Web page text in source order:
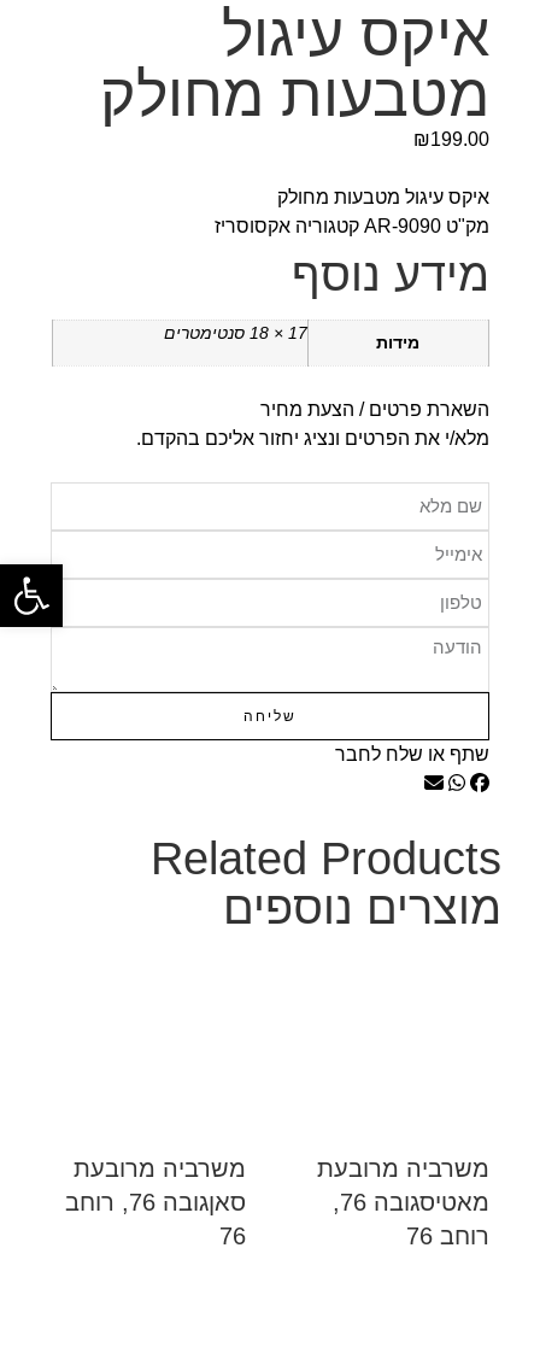
איקס עיגול
מטבעות מחולק
₪199.00
איקס עיגול מטבעות מחולק
מק"טAR-9090 קטגוריה אקסוסריז
מידע נוסף
מידות 17 × 18 סנטימטרים
השארת פרטים / הצעת מחיר
מלא/י את הפרטים ונציג יחזור אליכם בהקדם.
שליחה
שתף או שלח לחבר
Related Products
מוצרים נוספים
משרביה מרובעת
מאטיסגובה 76,
רוחב 76
משרביה מרובעת
סאןגובה 76, רוחב
76